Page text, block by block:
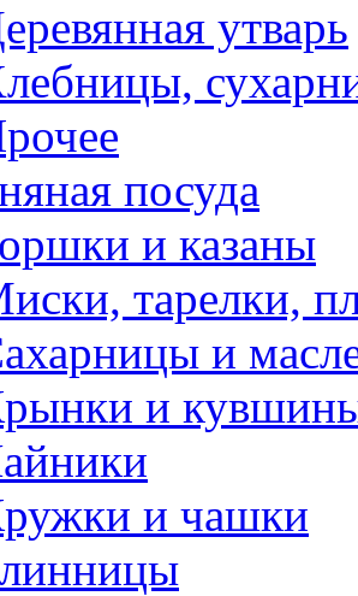
утварь
посуда
и казаны
тарелки,
и
и
и чашки